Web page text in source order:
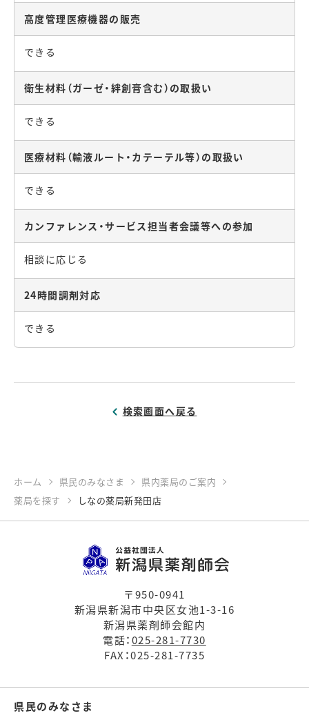
高度管理医療機器の販売
できる
衛生材料（ガーゼ・絆創膏含む）の取扱い
できる
医療材料（輸液ルート・カテーテル等）の取扱い
できる
カンファレンス・サービス担当者会議等への参加
相談に応じる
24時間調剤対応
できる
検索画面へ戻る
ホーム 県民のみなさま
県内薬局のご案内
薬局を探す
しなの薬局新発田店
〒950-0941
新潟県新潟市中央区女池1-3-16
新潟県薬剤師会館内
電話：025-281-7730
FAX：025-281-7735
県民のみなさま